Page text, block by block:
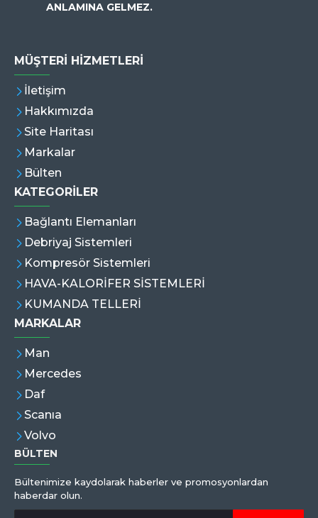
ANLAMINA GELMEZ.
MÜŞTERI HIZMETLERI
İletişim
Hakkımızda
Site Haritası
Markalar
Bülten
KATEGORİLER
Bağlantı Elemanları
Debriyaj Sistemleri
Kompresör Sistemleri
HAVA-KALORİFER SİSTEMLERİ
KUMANDA TELLERİ
MARKALAR
Man
Mercedes
Daf
Scanıa
Volvo
BÜLTEN
Bültenimize kaydolarak haberler ve promosyonlardan
haberdar olun.